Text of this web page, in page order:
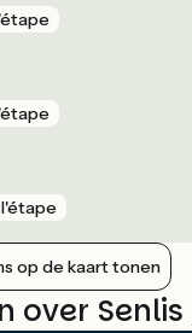
l'étape
op de kaart tonen
over